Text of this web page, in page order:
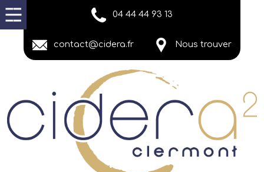
04 44 44 93 13
contact@cidera.fr Nous trouver